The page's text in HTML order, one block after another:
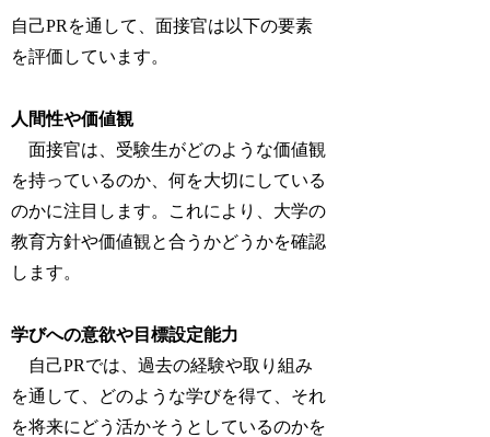
自己PRを通して、面接官は以下の要素
を評価しています。
人間性や価値観
面接官は、受験生がどのような価値観
を持っているのか、何を大切にしている
のかに注目します。これにより、 大学の
教育方針や価値観と合うかどうかを確認
します。
学びへの意欲や目標設定能力
自己PRでは、過去の経験や取り組み
を通して、どのような学びを得て、それ
を将来にどう活かそうとしているのかを